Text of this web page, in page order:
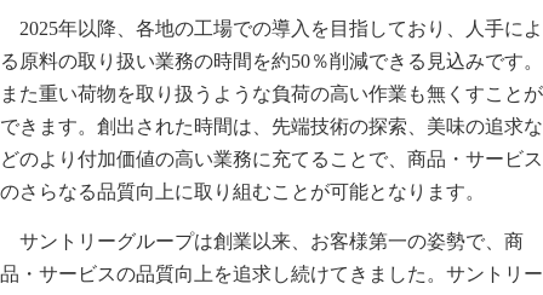
2025年以降、各地の工場での導入を目指しており、人手によ
る原料の取り扱い業務の時間を約50％削減できる見込みです。
また重い荷物を取り扱うような負荷の高い作業も無くすことが
できます。創出された時間は、先端技術の探索、美味の追求な
どのより付加価値の高い業務に充てることで、商品・サービス
のさらなる品質向上に取り組むことが可能となります。
サントリーグループは創業以来、お客様第一の姿勢で、商
品・サービスの品質向上を追求し続けてきました。サントリー